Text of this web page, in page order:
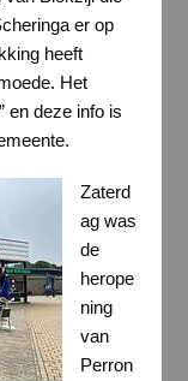
er op
heeft
Het
en deze info is
Zaterd
ag was
de
herope
ning
van
Perron